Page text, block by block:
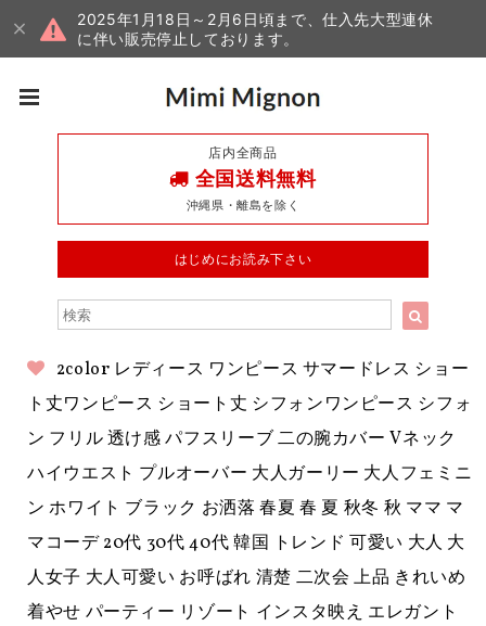
2025年1月18日～2月6日頃まで、仕入先大型連休
に伴い販売停止しております。
店内全商品
全国送料無料
沖縄県・離島を除く
はじめにお読み下さい
2color レディース ワンピース サマードレス ショー
ト丈ワンピース ショート丈 シフォンワンピース シフォ
ン フリル 透け感 パフスリーブ 二の腕カバー Vネック
ハイウエスト プルオーバー 大人ガーリー 大人フェミニ
ン ホワイト ブラック お洒落 春夏 春 夏 秋冬 秋 ママ マ
マコーデ 20代 30代 40代 韓国 トレンド 可愛い 大人 大
人女子 大人可愛い お呼ばれ 清楚 二次会 上品 きれいめ
着やせ パーティー リゾート インスタ映え エレガント